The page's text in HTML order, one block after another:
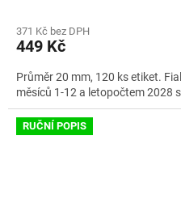
371 Kč bez DPH
449 Kč
Průměr 20 mm, 120 ks etiket.
měsíců 1-12 a letopočtem 2028
RUČNÍ POPIS